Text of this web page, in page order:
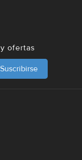
ofertas
Suscribirse